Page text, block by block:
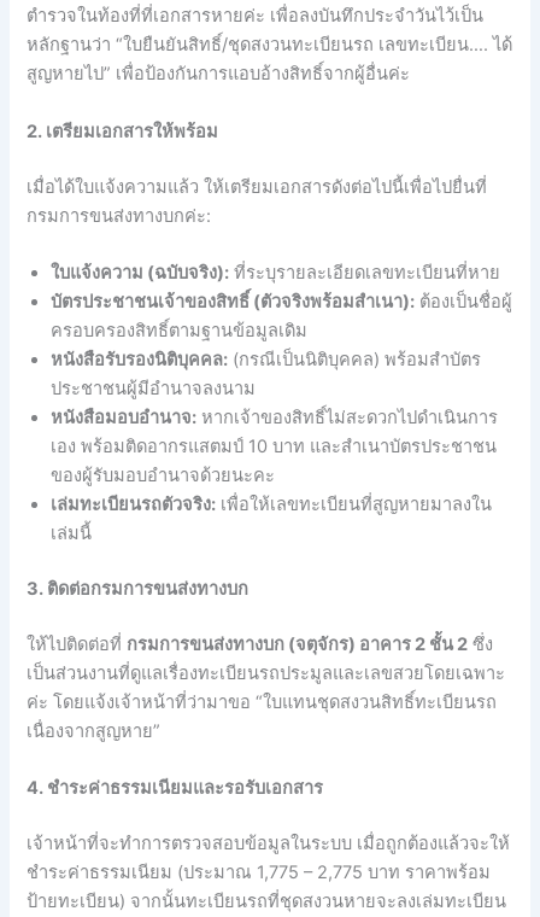
ตำรวจในท้องที่ที่เอกสารหายค่ะ เพื่อลงบันทึกประจำวันไว้เป็น
หลักฐานว่า “ใบยืนยันสิทธิ์/ชุดสงวนทะเบียนรถ เลขทะเบียน…. ได้
สูญหายไป” เพื่อป้องกันการแอบอ้างสิทธิ์จากผู้อื่นค่ะ
2. เตรียมเอกสารให้พร้อม
เมื่อได้ใบแจ้งความแล้ว ให้เตรียมเอกสารดังต่อไปนี้เพื่อไปยื่นที่
กรมการขนส่งทางบกค่ะ:
ใบแจ้งความ (ฉบับจริง): ที่ระบุรายละเอียดเลขทะเบียนที่หาย
บัตรประชาชนเจ้าของสิทธิ์ (ตัวจริงพร้อมสำเนา): ต้องเป็นชื่อผู้
ครอบครองสิทธิ์ตามฐานข้อมูลเดิม
หนังสือรับรองนิติบุคคล: (กรณีเป็นนิติบุคคล) พร้อมสำบัตร
ประชาชนผู้มีอำนาจลงนาม
หนังสือมอบอำนาจ: หากเจ้าของสิทธิ์ไม่สะดวกไปดำเนินการ
เอง พร้อมติดอากรแสตมป์ 10 บาท และสำเนาบัตรประชาชน
ของผู้รับมอบอำนาจด้วยนะคะ
เล่มทะเบียนรถตัวจริง: เพื่อให้เลขทะเบียนที่สูญหายมาลงใน
เล่มนี้
3. ติดต่อกรมการขนส่งทางบก
ให้ไปติดต่อที่ กรมการขนส่งทางบก (จตุจักร) อาคาร 2 ชั้น 2 ซึ่ง
เป็นส่วนงานที่ดูแลเรื่องทะเบียนรถประมูลและเลขสวยโดยเฉพาะ
ค่ะ โดยแจ้งเจ้าหน้าที่ว่ามาขอ “ใบแทนชุดสงวนสิทธิ์ทะเบียนรถ
เนื่องจากสูญหาย”
4. ชำระค่าธรรมเนียมและรอรับเอกสาร
เจ้าหน้าที่จะทำการตรวจสอบข้อมูลในระบบ เมื่อถูกต้องแล้วจะให้
ชำระค่าธรรมเนียม (ประมาณ 1,775 – 2,775 บาท ราคาพร้อม
ป้ายทะเบียน) จากนั้นทะเบียนรถที่ชุดสงวนหายจะลงเล่มทะเบียน